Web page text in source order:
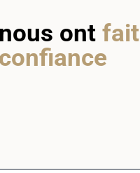
ontfait
confiance